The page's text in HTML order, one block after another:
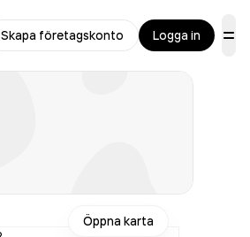
Skapa företagskonto Logga in
Öppna karta